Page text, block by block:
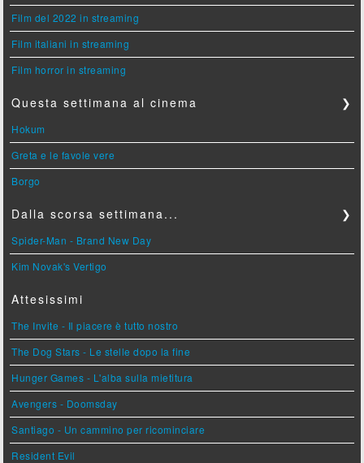
Film del 2022 in streaming
Film italiani in streaming
Film horror in streaming
Questa settimana al cinema ❯
Hokum
Greta e le favole vere
Borgo
Dalla scorsa settimana... ❯
Spider-Man - Brand New Day
Kim Novak's Vertigo
Attesissimi
The Invite - Il piacere è tutto nostro
The Dog Stars - Le stelle dopo la fine
Hunger Games - L'alba sulla mietitura
Avengers - Doomsday
Santiago - Un cammino per ricominciare
Resident Evil